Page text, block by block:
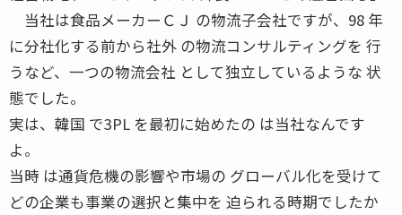
当社は食品メーカーＣＪ の物流子会社ですが、98 年
に分社化する前から社外 の物流コンサルティングを 行
うなど、一つの物流会社 として独立しているような 状
態でした。
実は、韓国 で3PL を最初に始めたの は当社なんです
よ。
当時 は通貨危機の影響や市場の グローバル化を受けて
どの企業も事業の選択と集中を 迫られる時期でしたか